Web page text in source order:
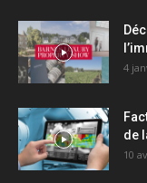
4
de
10